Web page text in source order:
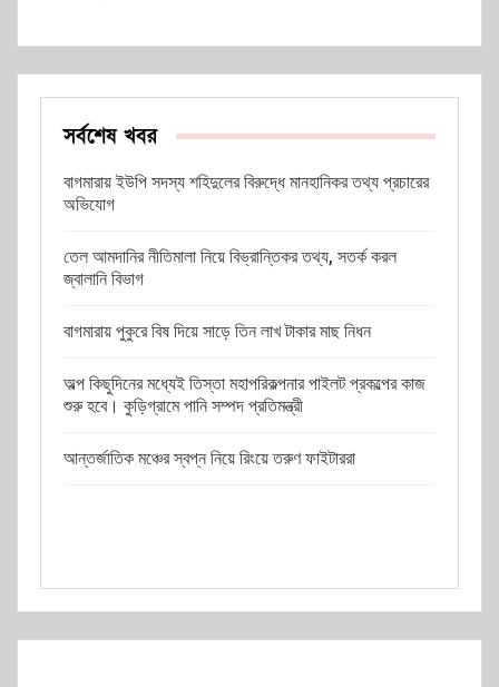
সর্বশেষ খবর
বাগমারায় ইউপি সদস্য শহিদুলের বিরুদ্ধে মানহানিকর তথ্য প্রচারের
অভিযোগ
তেল আমদানির নীতিমালা নিয়ে বিভ্রান্তিকর তথ্য, সতর্ক করল
জ্বালানি বিভাগ
বাগমারায় পুকুরে বিষ দিয়ে সাড়ে তিন লাখ টাকার মাছ নিধন
অল্প কিছুদিনের মধ্যেই তিস্তা মহাপরিকল্পনার পাইলট প্রকল্পের কাজ
শুরু হবে। কুড়িগ্রামে পানি সম্পদ প্রতিমন্ত্রী
আন্তর্জাতিক মঞ্চের স্বপ্ন নিয়ে রিংয়ে তরুণ ফাইটাররা